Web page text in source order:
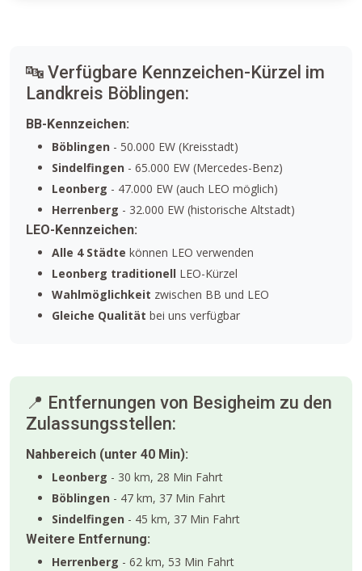
🔤 Verfügbare Kennzeichen-Kürzel im
Landkreis Böblingen:
BB-Kennzeichen:
Böblingen - 50.000 EW (Kreisstadt)
Sindelfingen - 65.000 EW (Mercedes-Benz)
Leonberg - 47.000 EW (auch LEO möglich)
Herrenberg - 32.000 EW (historische Altstadt)
LEO-Kennzeichen:
Alle 4 Städte können LEO verwenden
Leonberg traditionell LEO-Kürzel
Wahlmöglichkeit zwischen BB und LEO
Gleiche Qualität bei uns verfügbar
📍 Entfernungen von Besigheim zu den
Zulassungsstellen:
Nahbereich (unter 40 Min):
Leonberg - 30 km, 28 Min Fahrt
Böblingen - 47 km, 37 Min Fahrt
Sindelfingen - 45 km, 37 Min Fahrt
Weitere Entfernung:
Herrenberg - 62 km, 53 Min Fahrt